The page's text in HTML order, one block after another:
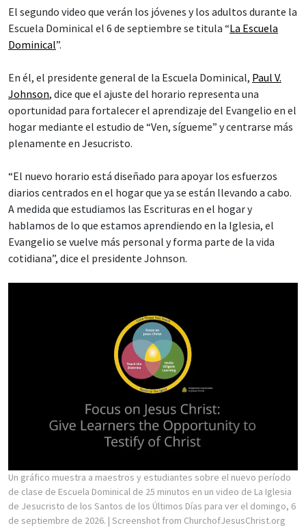
El segundo video que verán los jóvenes y los adultos durante la
Escuela Dominical el 6 de septiembre se titula “La Escuela
Dominical”.
En él, el presidente general de la Escuela Dominical, Paul V.
Johnson, dice que el ajuste del horario representa una
oportunidad para fortalecer el aprendizaje del Evangelio en el
hogar mediante el estudio de “Ven, sígueme” y centrarse más
plenamente en Jesucristo.
“El nuevo horario está diseñado para apoyar los esfuerzos
diarios centrados en el hogar que ya se están llevando a cabo.
A medida que estudiamos las Escrituras en el hogar y
hablamos de lo que estamos aprendiendo en la Iglesia, el
Evangelio se vuelve más personal y forma parte de la vida
cotidiana”, dice el presidente Johnson.
Un gráfico muestra a maestros y estudiantes sobre el nuevo período
de clase de Escuela Dominical de 25 minutos en un video de La Iglesia
de Jesucristo de los Santos de los Últimos Días para ver el domingo, 6
de septiembre de 2026. | Screenshot from ChurchofJesusChrist.org